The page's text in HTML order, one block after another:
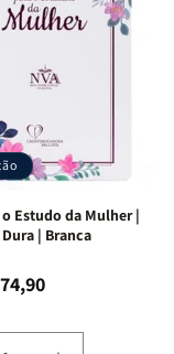
Estudo da Mulher |
Dura | Branca